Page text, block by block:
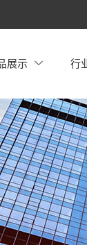
展示 行